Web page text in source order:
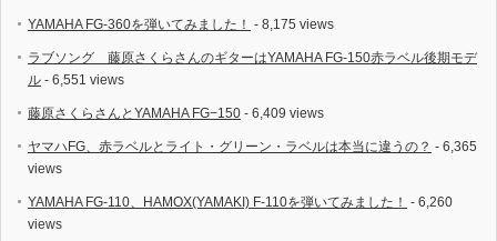
YAMAHA FG-360を弾いてみました！ - 8,175 views
ラブソング 藤原さくらさんのギターはYAMAHA FG-150赤ラベル後期モデ
ル - 6,551 views
藤原さくらさんとYAMAHA FG−150 - 6,409 views
ヤマハFG、赤ラベルとライト・グリーン・ラベルは本当に違うの？ - 6,365
views
YAMAHA FG-110、HAMOX(YAMAKI) F-110を弾いてみました！ - 6,260
views